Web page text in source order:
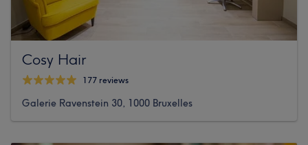
Cosy Hair
177 reviews
Galerie Ravenstein 30, 1000 Bruxelles